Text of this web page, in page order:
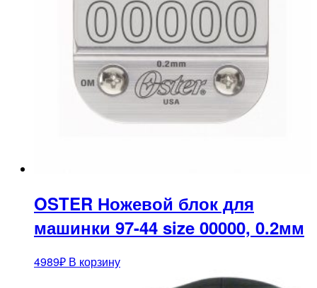
OSTER Ножевой блок для
машинки 97-44 size 00000, 0.2мм
4989₽ В корзину